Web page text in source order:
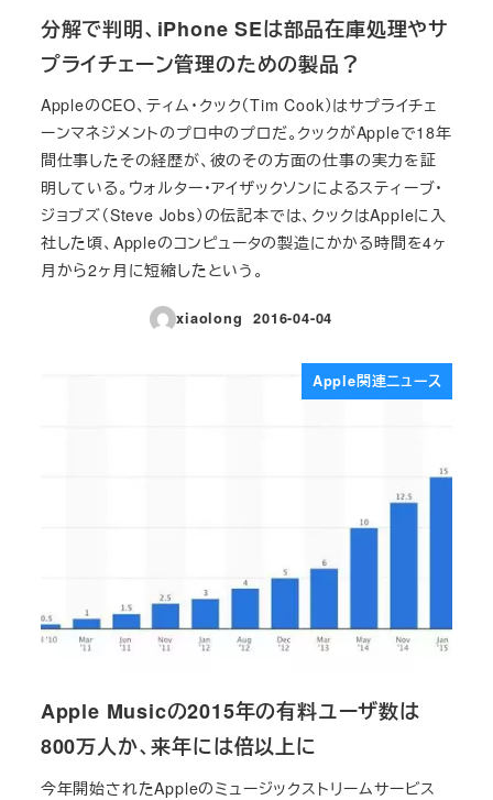
分解で判明、iPhone SEは部品在庫処理やサ
プライチェーン管理のための製品？
AppleのCEO、ティム・クック（Tim Cook）はサプライチェ
ーンマネジメントのプロ中のプロだ。クックがAppleで18年
間仕事したその経歴が、彼のその方面の仕事の実力を証
明している。ウォルター・アイザックソンによるスティーブ・
ジョブズ（Steve Jobs）の伝記本では、クックはAppleに入
社した頃、Appleのコンピュータの製造にかかる時間を4ヶ
月から2ヶ月に短縮したという。
xiaolong
投稿日
2016-04-04
Apple関連ニュース
Apple Musicの2015年の有料ユーザ数は
800万人か、来年には倍以上に
今年開始されたAppleのミュージックストリームサービス